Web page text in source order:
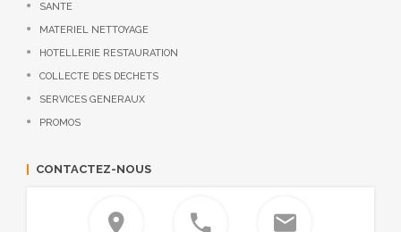
SANTE
MATERIEL NETTOYAGE
HOTELLERIE RESTAURATION
COLLECTE DES DECHETS
SERVICES GENERAUX
PROMOS
CONTACTEZ-NOUS